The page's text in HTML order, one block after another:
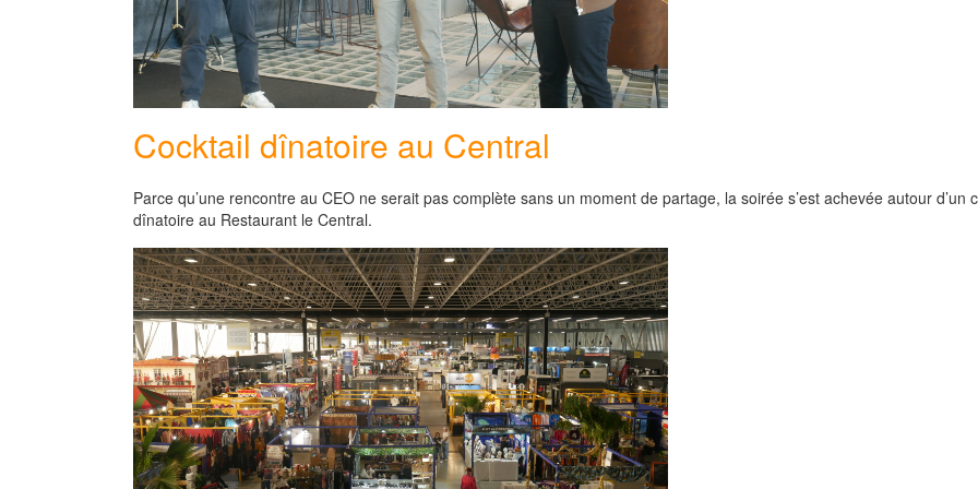
Cocktail dînatoire au Central
Parce qu’une rencontre au CEO ne serait pas complète sans un moment de partage, la soirée s’est achevée autour d’un
dînatoire au Restaurant le Central.